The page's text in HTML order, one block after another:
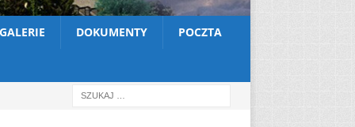
GALERIE DOKUMENTY POCZTA